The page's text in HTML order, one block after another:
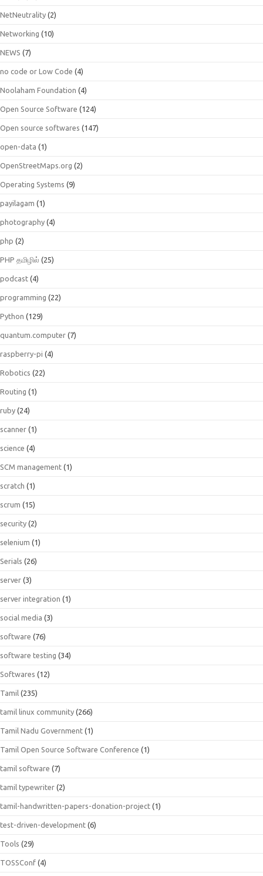
NetNeutrality (2)
Networking (10)
NEWS (7)
no code or Low Code (4)
Noolaham Foundation (4)
Open Source Software (124)
Open source softwares (147)
open-data (1)
OpenStreetMaps.org (2)
Operating Systems (9)
payilagam (1)
photography (4)
php (2)
PHP தமிழில் (25)
podcast (4)
programming (22)
Python (129)
quantum.computer (7)
raspberry-pi (4)
Robotics (22)
Routing (1)
ruby (24)
scanner (1)
science (4)
SCM management (1)
scratch (1)
scrum (15)
security (2)
selenium (1)
Serials (26)
server (3)
server integration (1)
social media (3)
software (76)
software testing (34)
Softwares (12)
Tamil (235)
tamil linux community (266)
Tamil Nadu Government (1)
Tamil Open Source Software Conference (1)
tamil software (7)
tamil typewriter (2)
tamil-handwritten-papers-donation-project (1)
test-driven-development (6)
Tools (29)
TOSSConf (4)